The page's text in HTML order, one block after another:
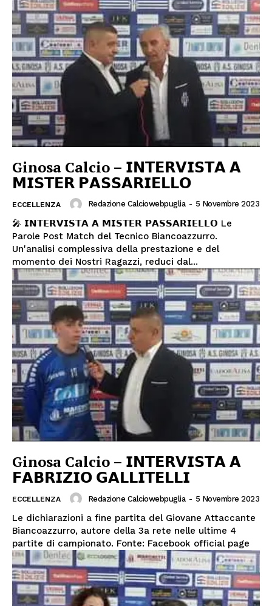
Ginosa Calcio – 𝗜𝗡𝗧𝗘𝗥𝗩𝗜𝗦𝗧𝗔 𝗔
𝗠𝗜𝗦𝗧𝗘𝗥 𝗣𝗔𝗦𝗦𝗔𝗥𝗜𝗘𝗟𝗟𝗢
ECCELLENZA Redazione Calciowebpuglia - 5 Novembre 2023
🎤 𝗜𝗡𝗧𝗘𝗥𝗩𝗜𝗦𝗧𝗔 𝗔 𝗠𝗜𝗦𝗧𝗘𝗥 𝗣𝗔𝗦𝗦𝗔𝗥𝗜𝗘𝗟𝗟𝗢 Le
Parole Post Match del Tecnico Biancoazzurro.
Un'analisi complessiva della prestazione e del
momento dei Nostri Ragazzi, reduci dal...
Ginosa Calcio – 𝗜𝗡𝗧𝗘𝗥𝗩𝗜𝗦𝗧𝗔 𝗔
𝗙𝗔𝗕𝗥𝗜𝗭𝗜𝗢 𝗚𝗔𝗟𝗟𝗜𝗧𝗘𝗟𝗟𝗜
ECCELLENZA Redazione Calciowebpuglia - 5 Novembre 2023
Le dichiarazioni a fine partita del Giovane Attaccante
Biancoazzurro, autore della 3a rete nelle ultime 4
partite di campionato. Fonte: Facebook official page